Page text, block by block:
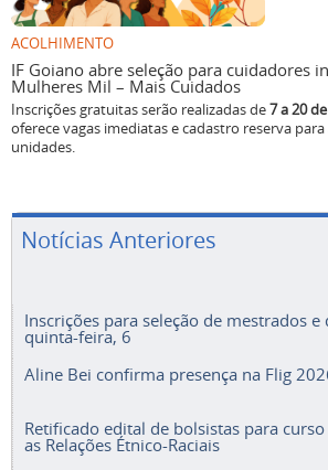
ACOLHIMENTO
IF Goiano abre seleção para cuidadores
Mulheres Mil – Mais Cuidados
Inscrições gratuitas serão realizadas de7 a 20
oferece vagas imediatas e cadastro reserva
unidades.
Notícias Anteriores
Inscrições para seleção de mestrados
quinta-feira, 6
Aline Bei confirma presença na Flig
Retificado edital de bolsistas para
as Relações Étnico-Raciais